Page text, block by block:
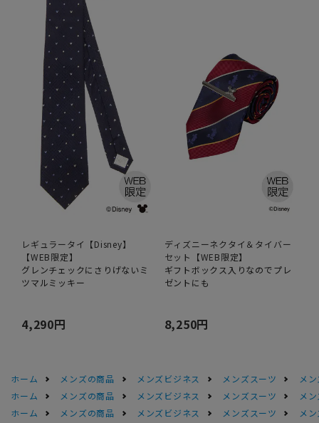
レギュラータイ【Disney】
【WEB限定】
グレンチェックにさりげないミ
ツマルミッキー
4,290円
ディズニーネクタイ＆タイバー
セット【WEB限定】
ギフトボックス入りなのでプレ
ゼントにも
8,250円
ホーム メンズの商品 メンズビジネス メンズスーツ
メ
ホーム
メンズの商品 メンズビジネス メンズスーツ
メ
ホーム
メンズの商品 メンズビジネス メンズスーツ
メ